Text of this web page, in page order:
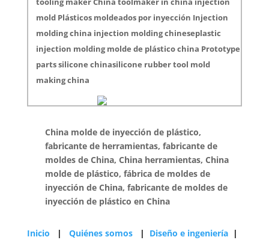
mold Plásticos moldeados por inyección Injection
molding china injection molding chineseplastic
injection molding molde de plástico china Prototype
parts silicone chinasilicone rubber tool mold
making china
China molde de inyección de plástico,
fabricante de herramientas, fabricante de
moldes de China, China herramientas, China
molde de plástico, fábrica de moldes de
inyección de China, fabricante de moldes de
inyección de plástico en China
Inicio | Quiénes somos | Diseño e ingeniería|